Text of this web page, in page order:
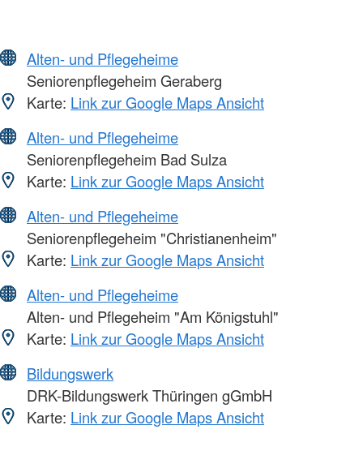
Alten- und Pflegeheime
Seniorenpflegeheim Geraberg
Karte: Link zur Google Maps Ansicht
Alten- und Pflegeheime
Seniorenpflegeheim Bad Sulza
Karte: Link zur Google Maps Ansicht
Alten- und Pflegeheime
Seniorenpflegeheim "Christianenheim"
Karte: Link zur Google Maps Ansicht
Alten- und Pflegeheime
Alten- und Pflegeheim "Am Königstuhl"
Karte: Link zur Google Maps Ansicht
Bildungswerk
DRK-Bildungswerk Thüringen gGmbH
Karte: Link zur Google Maps Ansicht